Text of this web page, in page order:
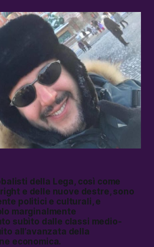
della Lega, così come
e delle nuove destre, sono
politici e culturali, e
marginalmente
subìto dalle classi medio-
all’avanzata della
economica.